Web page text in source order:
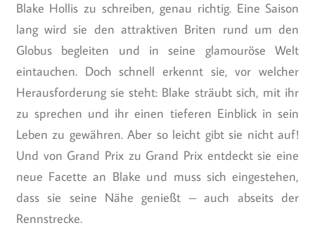
Blake Hollis zu schreiben, genau richtig. Eine Saison
lang wird sie den attraktiven Briten rund um den
Globus begleiten und in seine glamouröse Welt
eintauchen. Doch schnell erkennt sie, vor welcher
Herausforderung sie steht: Blake sträubt sich, mit ihr
zu sprechen und ihr einen tieferen Einblick in sein
Leben zu gewähren. Aber so leicht gibt sie nicht auf!
Und von Grand Prix zu Grand Prix entdeckt sie eine
neue Facette an Blake und muss sich eingestehen,
dass sie seine Nähe genießt – auch abseits der
Rennstrecke.